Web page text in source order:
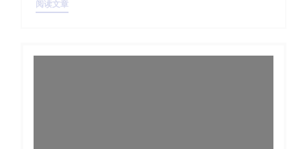
阅读文章((在新窗口中打开))